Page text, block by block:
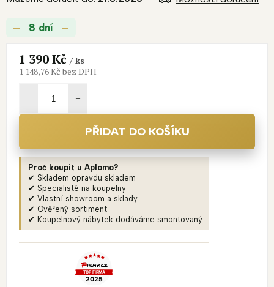
8 dní
1 390 Kč/ ks
1 148,76 Kč bez DPH
PŘIDAT DO KOŠÍKU
Proč koupit u Aplomo?
✔ Skladem opravdu skladem
✔ Specialisté na koupelny
✔ Vlastní showroom a sklady
✔ Ověřený sortiment
✔ Koupelnový nábytek dodáváme smontovaný